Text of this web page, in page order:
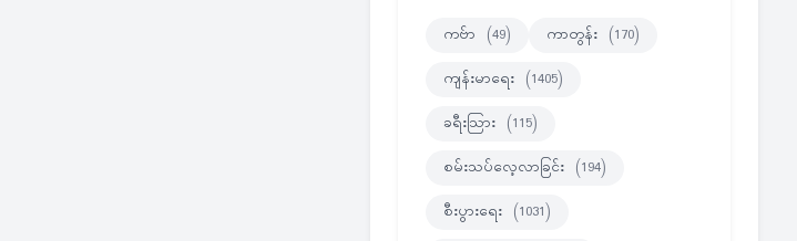
ကဗ်ာ (49) ကာတွန်း (170)
ကျန်းမာရေး (1405)
ခရီးသြား (115)
စမ်းသပ်လေ့လာခြင်း (194)
စီးပွားရေး (1031)